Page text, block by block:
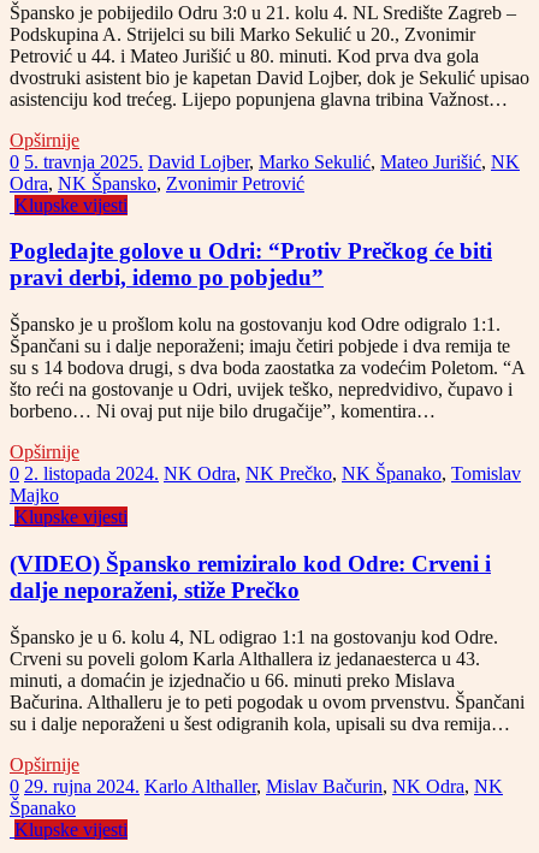
Špansko je pobijedilo Odru 3:0 u 21. kolu 4. NL Središte Zagreb –
Podskupina A. Strijelci su bili Marko Sekulić u 20., Zvonimir
Petrović u 44. i Mateo Jurišić u 80. minuti. Kod prva dva gola
dvostruki asistent bio je kapetan David Lojber, dok je Sekulić upisao
asistenciju kod trećeg. Lijepo popunjena glavna tribina Važnost…
Opširnije
0 5. travnja 2025. David Lojber, Marko Sekulić, Mateo Jurišić, NK
Odra, NK Špansko, Zvonimir Petrović
Klupske vijesti
Pogledajte golove u Odri: “Protiv Prečkog će biti
pravi derbi, idemo po pobjedu”
Špansko je u prošlom kolu na gostovanju kod Odre odigralo 1:1.
Špančani su i dalje neporaženi; imaju četiri pobjede i dva remija te
su s 14 bodova drugi, s dva boda zaostatka za vodećim Poletom. “A
što reći na gostovanje u Odri, uvijek teško, nepredvidivo, čupavo i
borbeno… Ni ovaj put nije bilo drugačije”, komentira…
Opširnije
0 2. listopada 2024. NK Odra, NK Prečko, NK Španako, Tomislav
Majko
Klupske vijesti
(VIDEO) Špansko remiziralo kod Odre: Crveni i
dalje neporaženi, stiže Prečko
Špansko je u 6. kolu 4, NL odigrao 1:1 na gostovanju kod Odre.
Crveni su poveli golom Karla Althallera iz jedanaesterca u 43.
minuti, a domaćin je izjednačio u 66. minuti preko Mislava
Bačurina. Althalleru je to peti pogodak u ovom prvenstvu. Špančani
su i dalje neporaženi u šest odigranih kola, upisali su dva remija…
Opširnije
0 29. rujna 2024. Karlo Althaller, Mislav Bačurin, NK Odra, NK
Španako
Klupske vijesti